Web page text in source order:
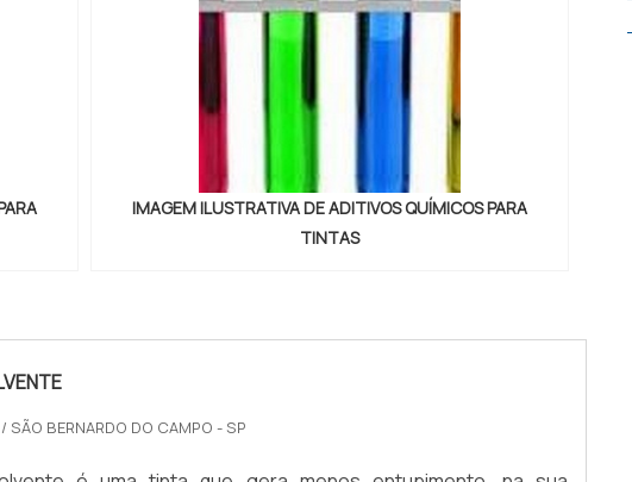
IMAGEM ILUSTRATIVA DE ADITIVOS QUÍMICOS PARA
TINTAS
SÃO BERNARDO DO CAMPO - SP